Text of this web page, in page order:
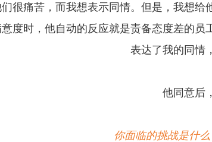
很痛苦，而我想表示同情。但是，我想
度时，他自动的反应就是责备态度差的
表达了我的同情
他同意后
你面临的挑战是什